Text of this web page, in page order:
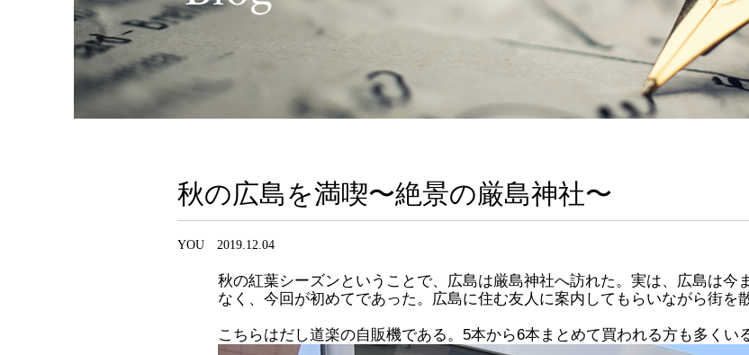
秋の広島を満喫〜絶景の厳島神社〜
YOU 2019.12.04
秋の紅葉シーズンということで、広島は厳島神社へ訪れた。実は、広島は今
なく、今回が初めてであった。広島に住む友人に案内してもらいながら街を
こちらはだし道楽の自販機である。5本から6本まとめて買われる方も多くい